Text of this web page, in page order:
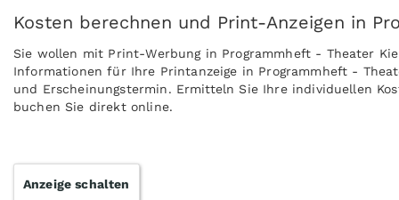
Kosten berechnen und Print-Anzeigen in
Sie wollen mit Print-Werbung in Programmheft - Theater
Informationen für Ihre Printanzeige in Programmheft -
und Erscheinungstermin. Ermitteln Sie Ihre individuellen
buchen Sie direkt online.
Anzeige schalten